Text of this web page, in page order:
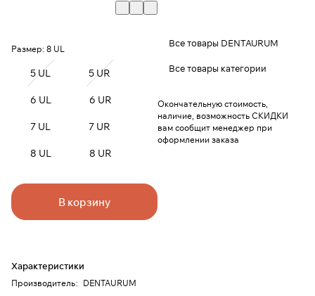
Размер: 8 UL
5 UL 5 UR
6 UL 6 UR
7 UL 7 UR
8 UL 8 UR
В корзину
Характеристики
Производитель: DENTAURUM
Все товары DENTAURUM
Все товары категории
Окончательную стоимость,
наличие, возможность СКИДКИ
вам сообщит менеджер при
оформлении заказа